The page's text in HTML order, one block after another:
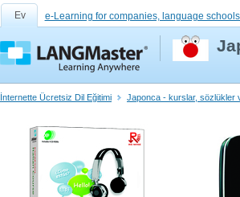
Ev e-Learning for companies, language
İnternette Ücretsiz Dil Eğitimi Japonca - kurslar, sözlükler